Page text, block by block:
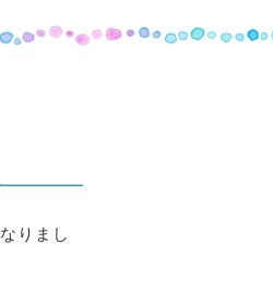
りまし